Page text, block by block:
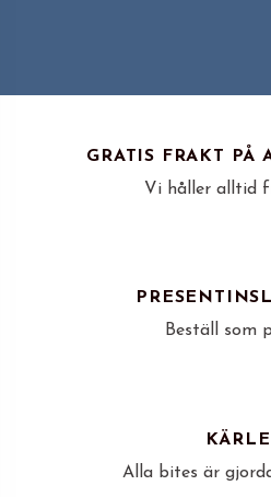
GRATIS FRAKT PÅ
Vi håller alltid
Beställ som
Alla bites är